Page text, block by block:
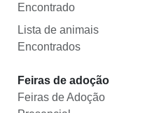
Encontrado
Lista de animais
Encontrados
Feiras de adoção
Feiras de Adoção